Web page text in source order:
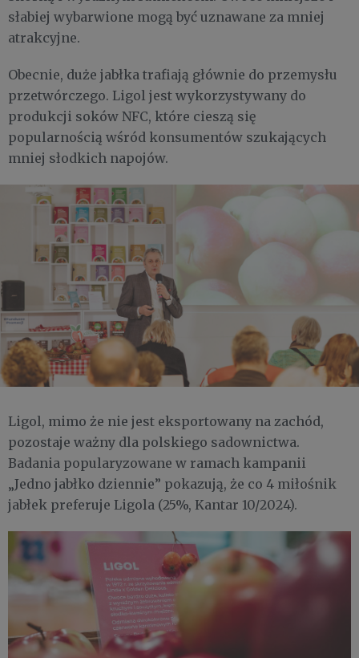
słabiej wybarwione mogą być uznawane za mniej
atrakcyjne.
Obecnie, duże jabłka trafiają głównie do przemysłu
przetwórczego. Ligol jest wykorzystywany do
produkcji soków NFC, które cieszą się
popularnością wśród konsumentów szukających
mniej słodkich napojów.
Ligol, mimo że nie jest eksportowany na zachód,
pozostaje ważny dla polskiego sadownictwa.
Badania popularyzowane w ramach kampanii
„Jedno jabłko dziennie” pokazują, że co 4 miłośnik
jabłek preferuje Ligola (25%, Kantar 10/2024).